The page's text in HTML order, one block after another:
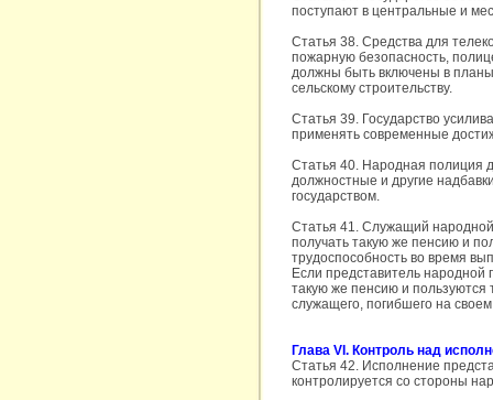
поступают в центральные и
Статья 38. Средства для
пожарную безопасность,
должны быть включены в планы
сельскому строительству.
Статья 39. Государство
применять современные
Статья 40. Народная полиция
должностные и другие
государством.
Статья 41. Служащий
получать такую же пенсию и
трудоспособность во время
Если представитель народной
такую же пенсию и пользуются
служащего, погибшего на
Глава VI. Контроль над
Статья 42. Исполнение
контролируется со стороны